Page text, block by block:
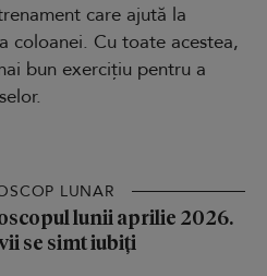
care ajută la
coloanei. Cu toate acestea,
bun exercițiu pentru a
LUNAR
lunii aprilie 2026.
se simt iubiți